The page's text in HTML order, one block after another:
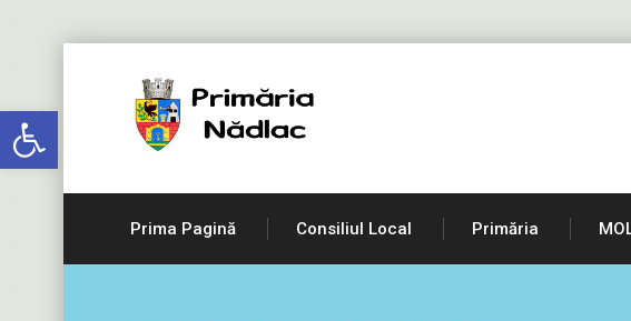
Deschide bara de unelte
Prima Pagină Consiliul Local Primăria